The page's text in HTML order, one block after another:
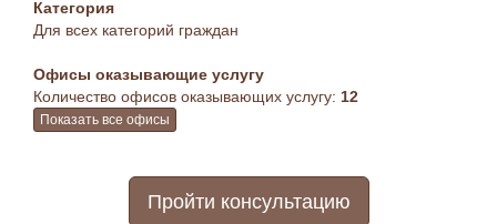
Категория
Для всех категорий граждан
Офисы оказывающие услугу
Количество офисов оказывающих услугу: 12
Показать все офисы
Пройти консультацию